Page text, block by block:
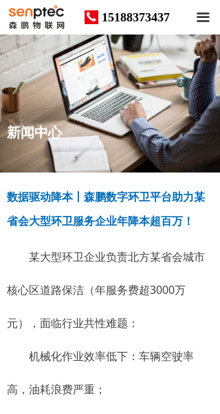
끀
끅 15188373437
数据驱动降本丨森鹏数字环卫平台助力某
省会大型环卫服务企业年降本超百万！
某大型环卫企业负责北方某省会城市
核心区道路保洁（年服务费超3000万
元），面临行业共性难题：
机械化作业效率低下：车辆空驶率
高，油耗浪费严重；
News
新闻中心